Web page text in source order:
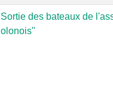
Sortie des bateaux de
olonois"